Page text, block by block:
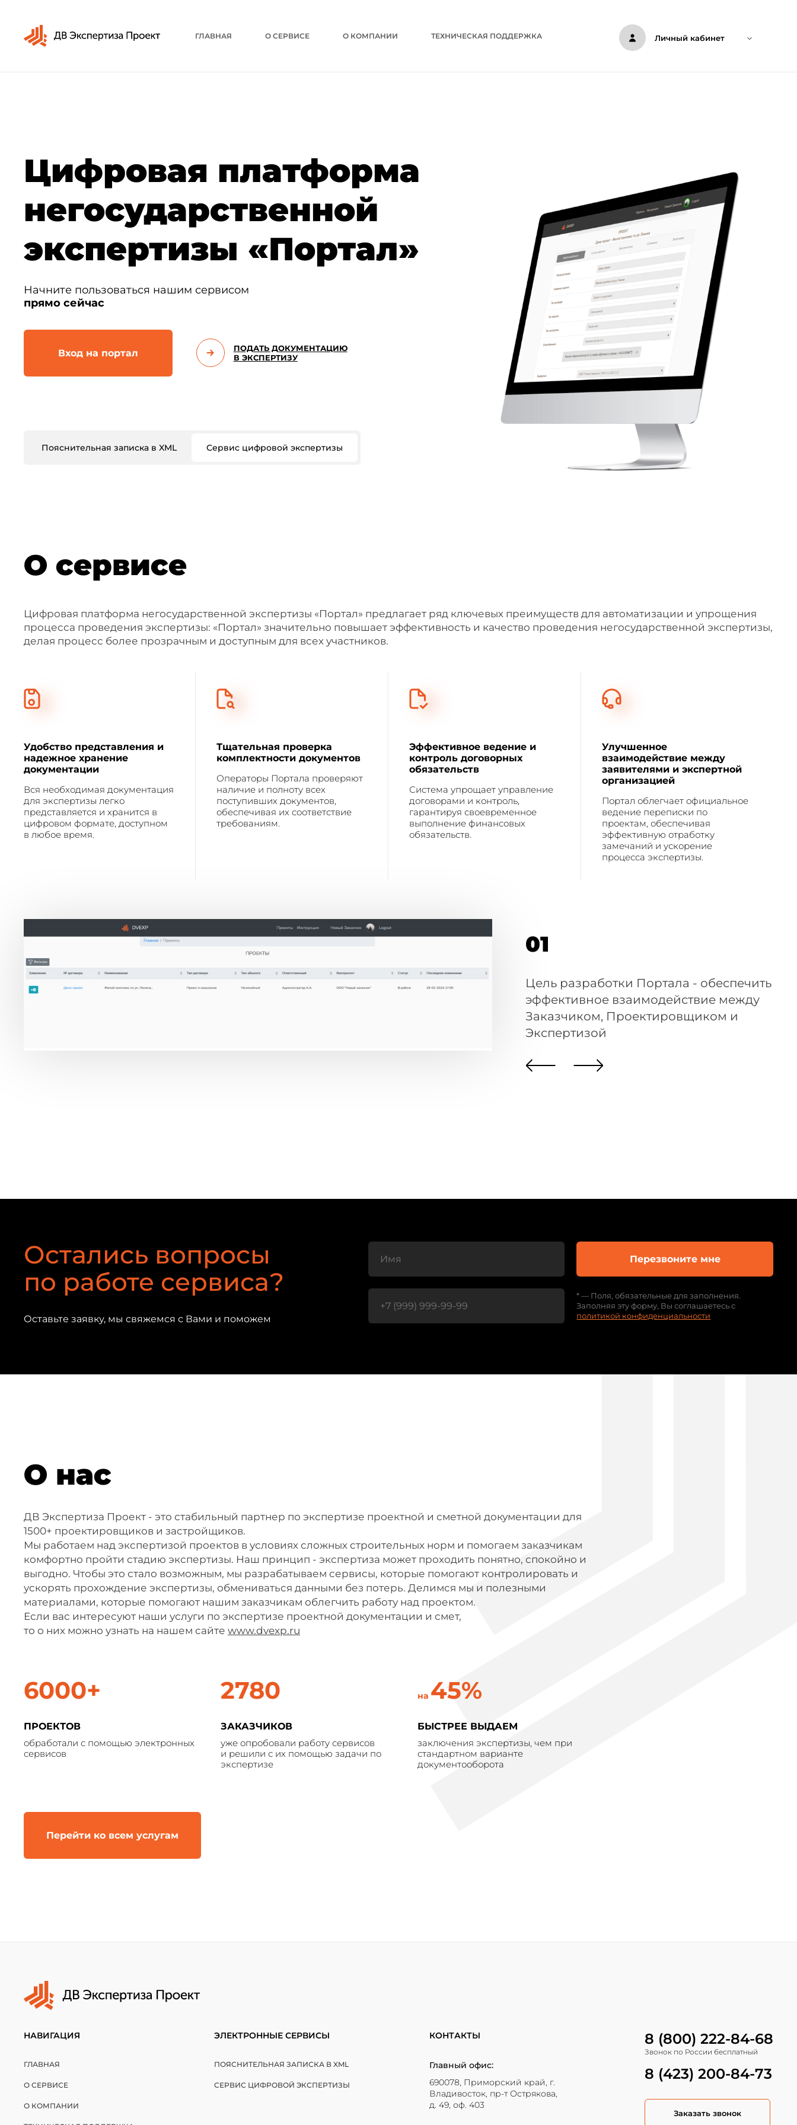
ГЛАВНАЯ О СЕРВИСЕ О КОМПАНИИ ТЕХНИЧЕСКАЯ ПОДДЕРЖКА Личный кабинет
Цифровая платформа
негосударствен­ной
экспертизы «Портал»
Начните пользоваться нашим сервисом
прямо сейчас
Вход на портал
ПОДАТЬ ДОКУМЕНТАЦИЮ
В ЭКСПЕРТИЗУ
Пояснительная записка в XML Сервис цифровой экспертизы
О сервисе
Цифровая платформа негосударственной экспертизы «Портал» предлагает ряд ключевых преимуществ для автоматизации и упрощения
процесса проведения экспертизы: «Портал» значительно повышает эффективность и качество проведения негосударственной экспертизы,
делая процесс более прозрачным и доступным для всех участников.
Удобство представления и
надежное хранение
документации
Вся необходимая документация
для экспертизы легко
представляется и хранится в
цифровом формате, доступном
в любое время.
Тщательная проверка
комплектности документов
Операторы Портала проверяют
наличие и полноту всех
поступивших документов,
обеспечивая их соответствие
требованиям.
Эффективное ведение и
контроль договорных
обязательств
Система упрощает управление
договорами и контроль,
гарантируя своевременное
выполнение финансовых
обязательств.
Улучшенное
взаимодействие между
заявителями и экспертной
организацией
Портал облегчает официальное
ведение переписки по
проектам, обеспечивая
эффективную отработку
замечаний и ускорение
процесса экспертизы.
01
Цель разработки Портала - обеспечить
эффективное взаимодействие между
Заказчиком, Проектировщиком и
Экспертизой
Остались вопросы
по работе сервиса?
Оставьте заявку, мы свяжемся с Вами и поможем
Перезвоните мне
* — Поля, обязательные для заполнения.
Заполняя эту форму, Вы соглашаетесь с
политикой конфиденциальности
О нас
ДВ Экспертиза Проект - это стабильный партнер по экспертизе проектной и сметной документации для
1500+ проектировщиков и застройщиков.
Мы работаем над экспертизой проектов в условиях сложных строительных норм и помогаем заказчикам
комфортно пройти стадию экспертизы. Наш принцип - экспертиза может проходить понятно, спокойно и
выгодно. Чтобы это стало возможным, мы разрабатываем сервисы, которые помогают контролировать и
ускорять прохождение экспертизы, обмениваться данными без потерь. Делимся мы и полезными
материалами, которые помогают нашим заказчикам облегчить работу над проектом.
Если вас интересуют наши услуги по экспертизе проектной документации и смет,
то о них можно узнать на нашем сайте www.dvexp.ru
6000+
ПРОЕКТОВ
обработали с помощью электронных
сервисов
2780
ЗАКАЗЧИКОВ
уже опробовали работу сервисов
и решили с их помощью задачи по
экспертизе
на 45%
БЫСТРЕЕ ВЫДАЕМ
заключения экспертизы, чем при
стандартном варианте
документооборота
Перейти ко всем услугам
НАВИГАЦИЯ
ГЛАВНАЯ
О СЕРВИСЕ
О КОМПАНИИ
ЭЛЕКТРОННЫЕ СЕРВИСЫ
ПОЯСНИТЕЛЬНАЯ ЗАПИСКА В XML
СЕРВИС ЦИФРОВОЙ ЭКСПЕРТИЗЫ
КОНТАКТЫ
Главный офис:
690078, Приморский край, г.
Владивосток, пр-т Острякова,
д. 49, оф. 403
8 (800) 222-84-68
Звонок по России бесплатный
8 (423) 200-84-73
Заказать звонок